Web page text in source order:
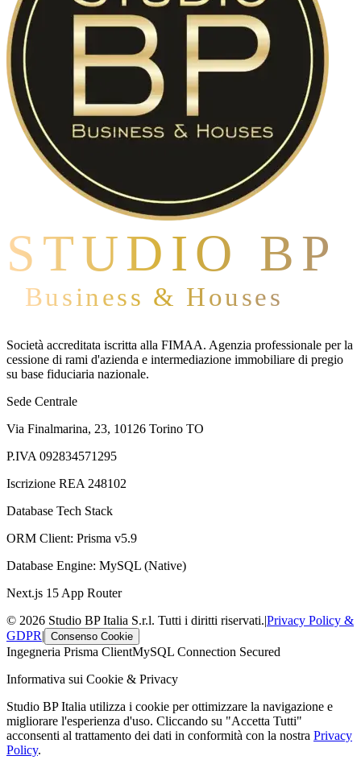
STUDIO BP
Business & Houses
Società accreditata iscritta alla FIMAA. Agenzia professionale per la
cessione di rami d'azienda e intermediazione immobiliare di pregio
su base fiduciaria nazionale.
Sede Centrale
Via Finalmarina, 23, 10126 Torino TO
P.IVA 092834571295
Iscrizione REA 248102
Database Tech Stack
ORM Client: Prisma v5.9
Database Engine: MySQL (Native)
Next.js 15 App Router
© 2026 Studio BP Italia S.r.l. Tutti i diritti riservati.|Privacy Policy &
GDPR| Consenso Cookie
Ingegneria Prisma ClientMySQL Connection Secured
Informativa sui Cookie & Privacy
Studio BP Italia utilizza i cookie per ottimizzare la navigazione e
migliorare l'esperienza d'uso. Cliccando su "Accetta Tutti"
acconsenti al trattamento dei dati in conformità con la nostra Privacy
Policy.